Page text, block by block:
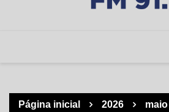
Página inicial 2026 maio